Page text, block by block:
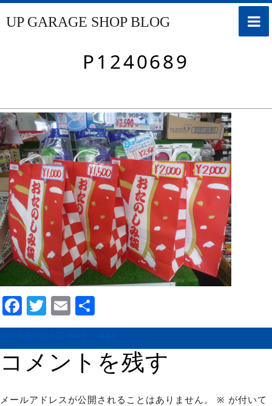
toggle
UP GARAGE SHOP BLOG
P1240689
Facebook
Twitter
Email
投
稿
2019年7月1日 フ
ル
サ
ズ
640 × 480
コメントを残す
メールアドレスが公開されることはありません。 ※ が付いて